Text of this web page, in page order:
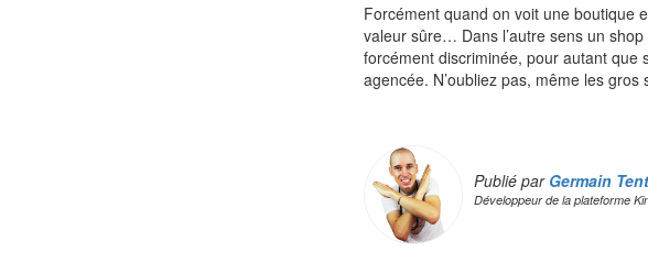
Forcément quand on voit une boutique
valeur sûre… Dans l’autre sens un
forcément discriminée, pour autant que
agencée. N’oubliez pas, même les
Publié par Germain
Développeur de la plateforme